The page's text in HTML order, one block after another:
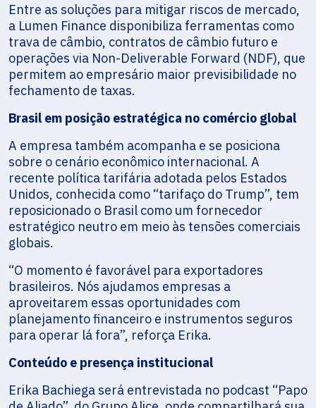
Entre as soluções para mitigar riscos de mercado,
a Lumen Finance disponibiliza ferramentas como
trava de câmbio, contratos de câmbio futuro e
operações via Non-Deliverable Forward (NDF), que
permitem ao empresário maior previsibilidade no
fechamento de taxas.
Brasil em posição estratégica no comércio global
A empresa também acompanha e se posiciona
sobre o cenário econômico internacional. A
recente política tarifária adotada pelos Estados
Unidos, conhecida como “tarifaço do Trump”, tem
reposicionado o Brasil como um fornecedor
estratégico neutro em meio às tensões comerciais
globais.
“O momento é favorável para exportadores
brasileiros. Nós ajudamos empresas a
aproveitarem essas oportunidades com
planejamento financeiro e instrumentos seguros
para operar lá fora”, reforça Erika.
Conteúdo e presença institucional
Erika Bachiega será entrevistada no podcast “Papo